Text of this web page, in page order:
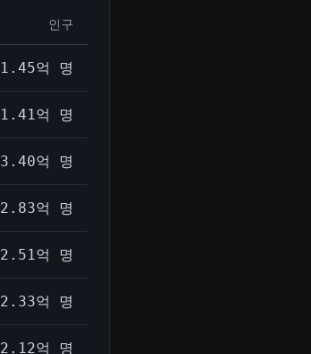
인구
1.45억 명
1.41억 명
3.40억 명
2.83억 명
2.51억 명
2.33억 명
2.12억 명